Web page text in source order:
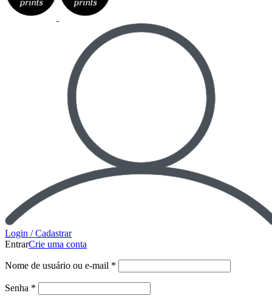
Login / Cadastrar
EntrarCrie uma conta
Nome de usuário ou e-mail *
Senha *